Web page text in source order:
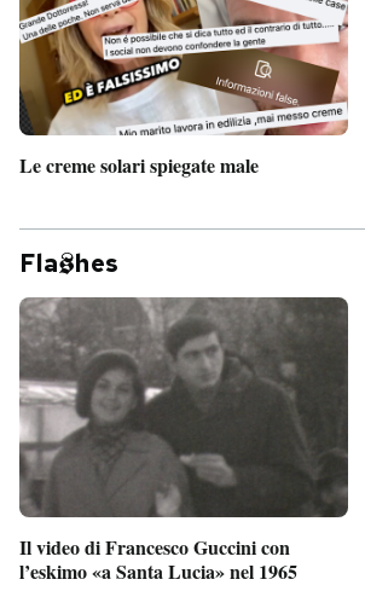
Le creme solari spiegate male
Fla hes
Il video di Francesco Guccini con
l’eskimo «a Santa Lucia» nel 1965